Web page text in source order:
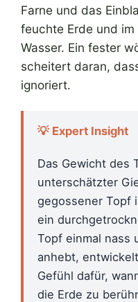
Farne und das
feuchte Erde und
Wasser. Ein fester
scheitert daran,
ignoriert.
💡 Expert Insight
Das Gewicht des
unterschätzter
gegossener Topf
ein
Topf einmal nass
anhebt,
Gefühl dafür,
die Erde zu